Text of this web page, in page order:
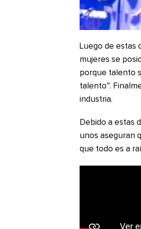
Luego de estas
mujeres se
porque talento
talento”.
industria.
Debido a estas
unos aseguran
que todo es a